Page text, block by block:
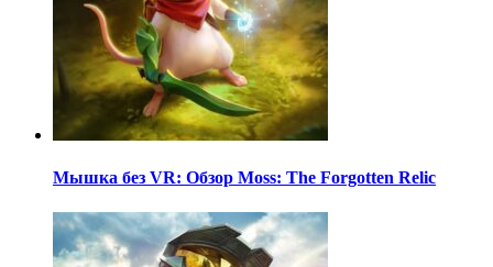
Мышка без VR: Обзор Moss: The Forgotten Relic